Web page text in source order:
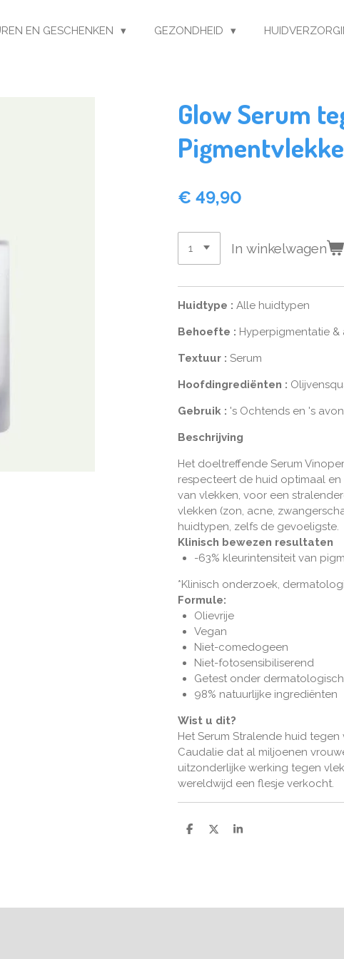
EN GESCHENKEN GEZONDHEID
Glow Serum
€ 49,90
In winkelwagen
Huidtype : Alle huidtypen
Behoefte : Hyperpigmentatie
Textuur : Serum
Hoofdingrediënten :
Gebruik : 's Ochtends en 's
Beschrijving
Het doeltreffende Serum
respecteert de huid optimaal
van vlekken, voor een
vlekken (zon, acne,
huidtypen, zelfs de gevoeligste.
Klinisch bewezen resultaten
-63% kleurintensiteit van
*Klinisch onderzoek,
Formule:
Olievrije
Vegan
Niet-comedogeen
Niet-fotosensibiliserend
Getest onder
98% natuurlijke ingrediënten
Wist u dit?
Het Serum Stralende huid
Caudalie dat al miljoenen
uitzonderlijke werking tegen
wereldwijd een flesje verkocht.
D
D
S